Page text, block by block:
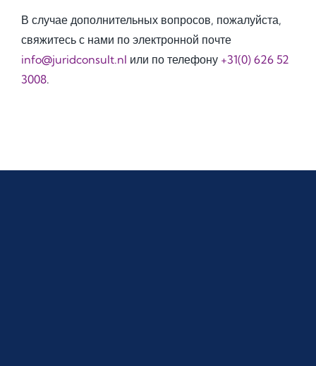
В случае дополнительных вопросов, пожалуйста,
свяжитесь с нами по электронной почте
info@juridconsult.nl или по телефону +31(0) 626 52
3008.